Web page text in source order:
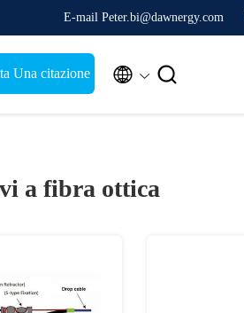
E-mail Peter.bi@dawnergy.com
Una citazione  
a fibra ottica